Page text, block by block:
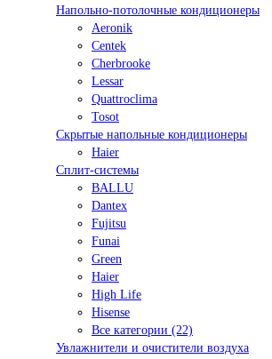
Напольно-потолочные кондиционеры
Aeronik
Centek
Cherbrooke
Lessar
Quattroclima
Tosot
Скрытые напольные кондиционеры
Haier
Сплит-системы
BALLU
Dantex
Fujitsu
Funai
Green
Haier
High Life
Hisense
Все категории (22)
Увлажнители и очистители воздуха